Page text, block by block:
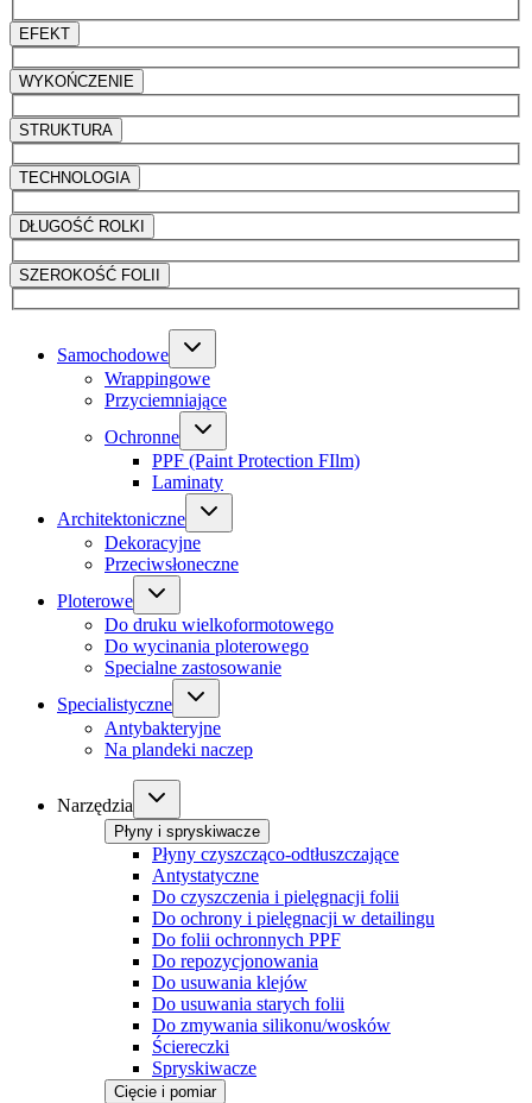
EFEKT
WYKOŃCZENIE
STRUKTURA
TECHNOLOGIA
DŁUGOŚĆ ROLKI
SZEROKOŚĆ FOLII
Samochodowe
Wrappingowe
Przyciemniające
Ochronne
PPF (Paint Protection FIlm)
Laminaty
Architektoniczne
Dekoracyjne
Przeciwsłoneczne
Ploterowe
Do druku wielkoformotowego
Do wycinania ploterowego
Specialne zastosowanie
Specialistyczne
Antybakteryjne
Na plandeki naczep
Narzędzia
Płyny i spryskiwacze
Płyny czyszcząco-odtłuszczające
Antystatyczne
Do czyszczenia i pielęgnacji folii
Do ochrony i pielęgnacji w detailingu
Do folii ochronnych PPF
Do repozycjonowania
Do usuwania klejów
Do usuwania starych folii
Do zmywania silikonu/wosków
Ściereczki
Spryskiwacze
Cięcie i pomiar